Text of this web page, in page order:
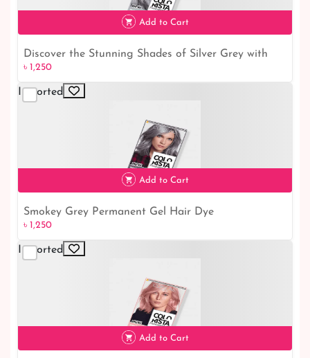
৳ 1,250
Add to Cart
Discover the Stunning Shades of Silver Grey with
our High-Quality Permanent Gel Hair Dye
৳ 1,250
Imported
৳ 1,250
Add to Cart
Smokey Grey Permanent Gel Hair Dye
৳ 1,250
Imported
Add to Cart